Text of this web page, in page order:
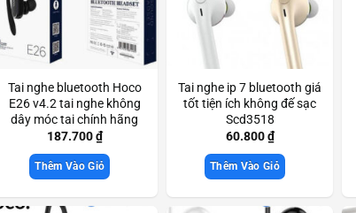
Tai nghe bluetooth Hoco
E26 v4.2 tai nghe không
dây móc tai chính hãng
Scd3362
187.700₫
Thêm Vào Giỏ
Tai nghe ip 7 bluetooth giá
tốt tiện ích không đế sạc
Scd3518
60.800₫
Thêm Vào Giỏ